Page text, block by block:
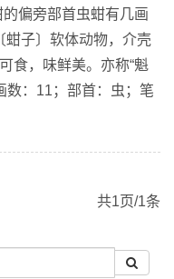
偏旁部首虫蚶有几画
蚶子〕软体动物，介壳
食，味鲜美。亦称“魁
数：11；部首：虫；笔
共1页/1条